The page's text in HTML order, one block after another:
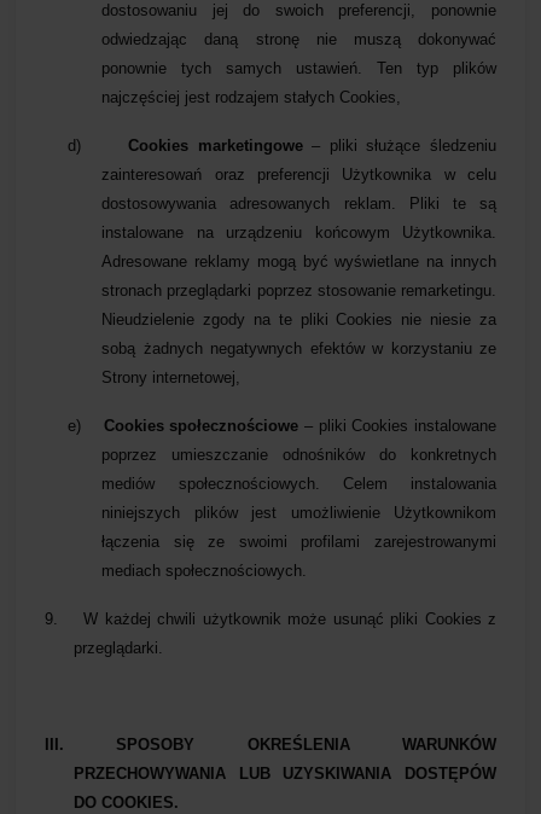
dostosowaniu jej do swoich preferencji, ponownie
odwiedzając daną stronę nie muszą dokonywać
ponownie tych samych ustawień. Ten typ plików
najczęściej jest rodzajem stałych Cookies,
d) Cookies marketingowe– pliki służące śledzeniu
zainteresowań oraz preferencji Użytkownika w celu
dostosowywania adresowanych reklam. Pliki te są
instalowane na urządzeniu końcowym Użytkownika.
Adresowane reklamy mogą być wyświetlane na innych
stronach przeglądarki poprzez stosowanie remarketingu.
Nieudzielenie zgody na te pliki Cookies nie niesie za
sobą żadnych negatywnych efektów w korzystaniu ze
Strony internetowej,
e) Cookies społecznościowe – pliki Cookies instalowane
poprzez umieszczanie odnośników do konkretnych
mediów społecznościowych. Celem instalowania
niniejszych plików jest umożliwienie Użytkownikom
łączenia się ze swoimi profilami zarejestrowanymi
mediach społecznościowych.
9.
W każdej chwili użytkownik może usunąć pliki Cookies z
przeglądarki.
III. SPOSOBY OKREŚLENIA WARUNKÓW
PRZECHOWYWANIA LUB UZYSKIWANIA DOSTĘPÓW
DO COOKIES.